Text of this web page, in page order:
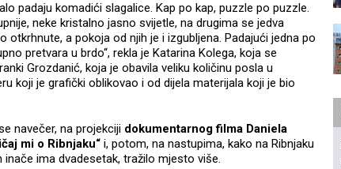
padaju komadići slagalice. Kap po kap, puzzle po puzzle.
neke kristalno jasno svijetle, na drugima se jedva
otkrhnute, a pokoja od njih je i izgubljena. Padajući jedna po
pretvara u brdo“, rekla je Katarina Kolega, koja se
Grozdanić, koja je obavila veliku količinu posla u
koji je grafički oblikovao i od dijela materijala koji je bio
navečer, na projekciji dokumentarnog filma Daniela
mi o Ribnjaku“ i, potom, na nastupima, kako na Ribnjaku
inače ima dvadesetak, tražilo mjesto više.